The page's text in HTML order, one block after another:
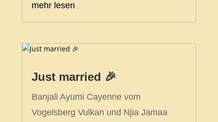
mehr lesen
Just married 🎉
Banjali Ayumi Cayenne vom
Vogelsberg Vulkan und Njia Jamaa